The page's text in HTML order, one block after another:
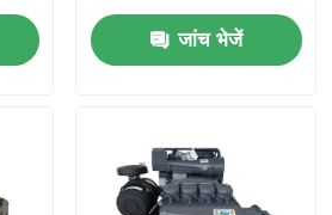
जनरेटर
जांच भेजें